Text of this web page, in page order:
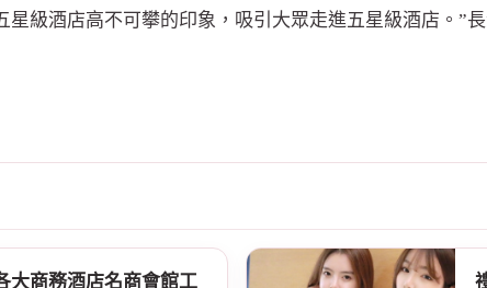
級酒店高不可攀的印象，吸引大眾走進五星級酒店。”
大商務酒店名商會館工